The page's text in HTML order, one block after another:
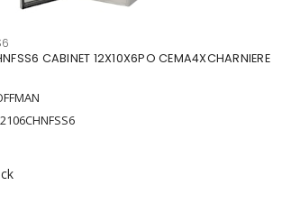
CABINET 12X10X6PO CEMA4XCHARNIERE